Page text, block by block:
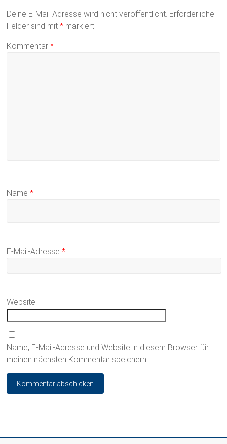
Deine E-Mail-Adresse wird nicht veröffentlicht. Erforderliche
Felder sind mit* markiert
Kommentar*
Name*
E-Mail-Adresse*
Website
Name, E-Mail-Adresse und Website in diesem Browser für
meinen nächsten Kommentar speichern.